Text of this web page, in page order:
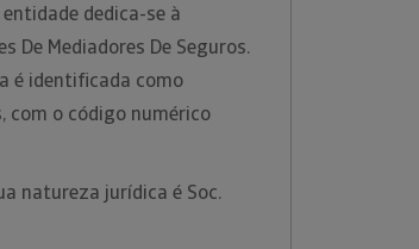
dedica-se à
De Mediadores De Seguros.
é identificada como
com o código numérico
natureza jurídica é Soc.